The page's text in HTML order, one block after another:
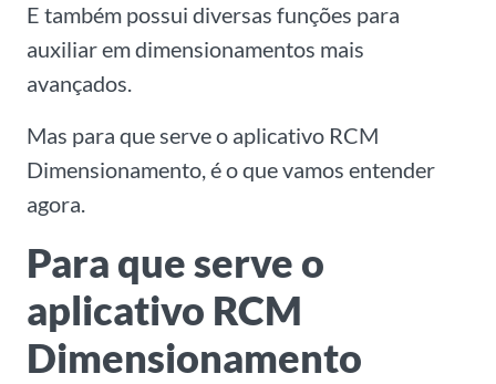
E também possui diversas funções para
auxiliar em dimensionamentos mais
avançados.
Mas para que serve o aplicativo RCM
Dimensionamento, é o que vamos entender
agora.
Para que serve o
aplicativo RCM
Dimensionamento